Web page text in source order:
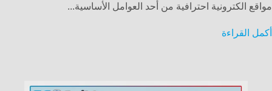
مواقع الكترونية احترافية من أحد العوامل الأساسية...
أكمل القراءة